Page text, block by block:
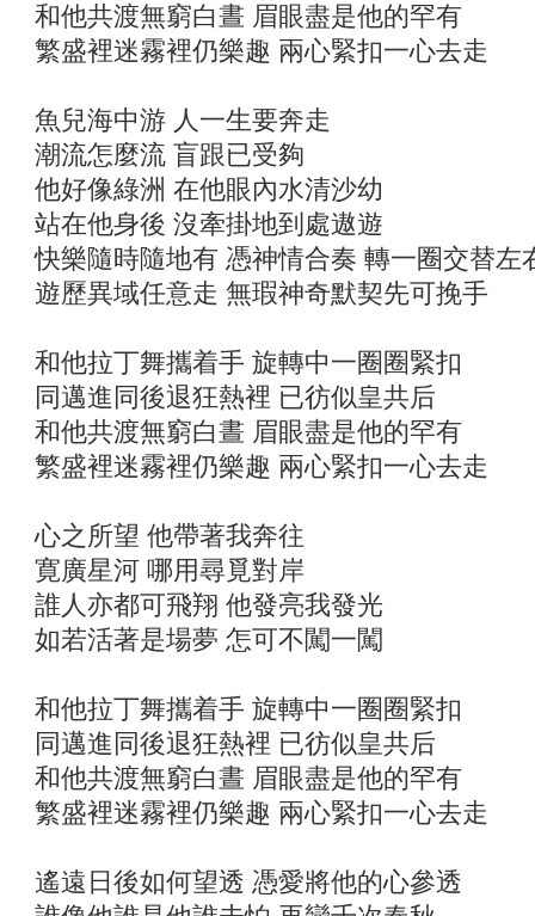
和他共渡無窮白晝 眉眼盡是他的罕有
繁盛裡迷霧裡仍樂趣 兩心緊扣一心去走
魚兒海中游 人一生要奔走
潮流怎麼流 盲跟已受夠
他好像綠洲 在他眼內水清沙幼
站在他身後 沒牽掛地到處遨遊
快樂隨時隨地有 憑神情合奏 轉一圈交替左
遊歷異域任意走 無瑕神奇默契先可挽手
和他拉丁舞攜着手 旋轉中一圈圈緊扣
同邁進同後退狂熱裡 已彷似皇共后
和他共渡無窮白晝 眉眼盡是他的罕有
繁盛裡迷霧裡仍樂趣 兩心緊扣一心去走
心之所望 他帶著我奔往
寛廣星河 哪用尋覓對岸
誰人亦都可飛翔 他發亮我發光
如若活著是場夢 怎可不闖一闖
和他拉丁舞攜着手 旋轉中一圈圈緊扣
同邁進同後退狂熱裡 已彷似皇共后
和他共渡無窮白晝 眉眼盡是他的罕有
繁盛裡迷霧裡仍樂趣 兩心緊扣一心去走
遙遠日後如何望透 憑愛將他的心參透